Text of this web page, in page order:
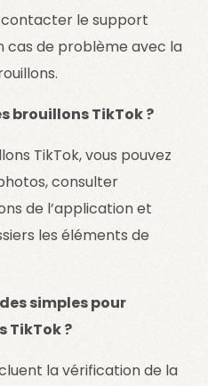
le support
cas de problème avec la
brouillons TikTok ?
TikTok, vous pouvez
consulter
de l’application et
les éléments de
simples pour
TikTok ?
la vérification de la